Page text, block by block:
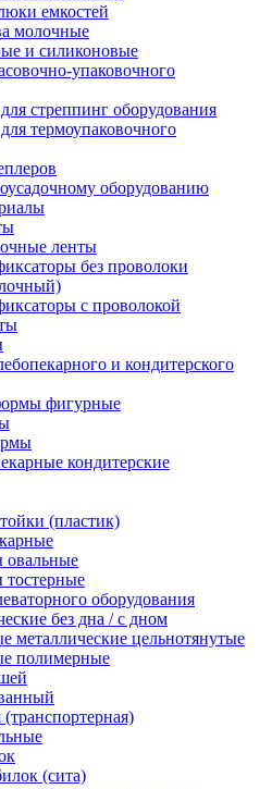
емкостей
молочные
и силиконовые
упаковочного
стреппинг оборудования
термоупаковочного
оборудованию
ленты
без проволоки
с проволокой
и кондитерского
фигурные
кондитерские
(пластик)
оборудования
без дна / с дном
металлические цельнотянутые
полимерные
(сита)